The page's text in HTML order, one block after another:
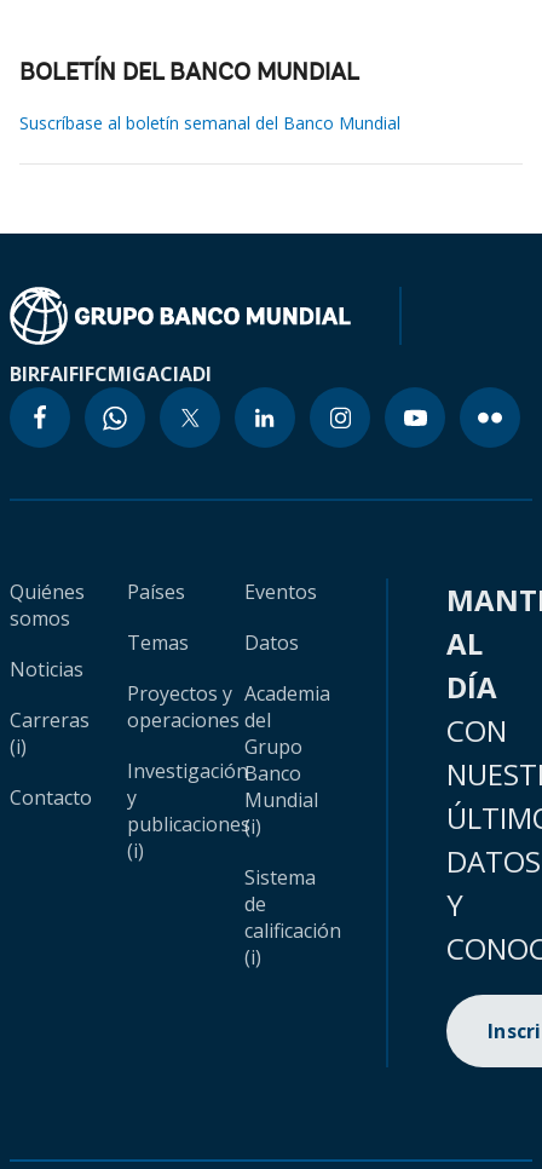
BOLETÍN DEL BANCO MUNDIAL
Suscríbase al boletín semanal del Banco Mundial
BIRFAIFIFCMIGACIADI
Quiénes
somos
Noticias
Carreras
(i)
Contacto
Países
Temas
Proyectos y
operaciones
Investigación
y
publicaciones
(i)
Eventos
Datos
Academia
del
Grupo
Banco
Mundial
(i)
Sistema
de
calificación
(i)
AL
DÍA
CON
DATOS
Y